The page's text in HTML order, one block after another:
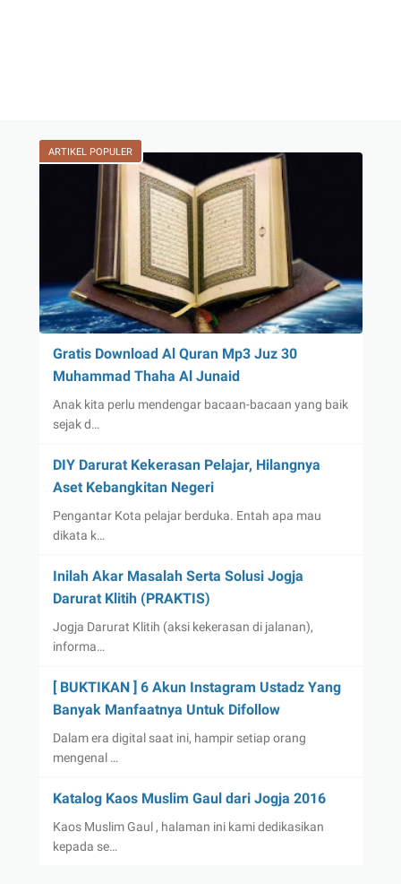
ARTIKEL POPULER
Gratis Download Al Quran Mp3 Juz 30
Muhammad Thaha Al Junaid
Anak kita perlu mendengar bacaan-bacaan yang baik
sejak d…
DIY Darurat Kekerasan Pelajar, Hilangnya
Aset Kebangkitan Negeri
Pengantar Kota pelajar berduka. Entah apa mau
dikata k…
Inilah Akar Masalah Serta Solusi Jogja
Darurat Klitih (PRAKTIS)
Jogja Darurat Klitih (aksi kekerasan di jalanan),
informa…
[ BUKTIKAN ] 6 Akun Instagram Ustadz Yang
Banyak Manfaatnya Untuk Difollow
Dalam era digital saat ini, hampir setiap orang
mengenal …
Katalog Kaos Muslim Gaul dari Jogja 2016
Kaos Muslim Gaul , halaman ini kami dedikasikan
kepada se…